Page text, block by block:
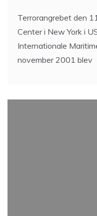
Terrorangrebet den
Center i New York i
Internationale
november 2001 blev